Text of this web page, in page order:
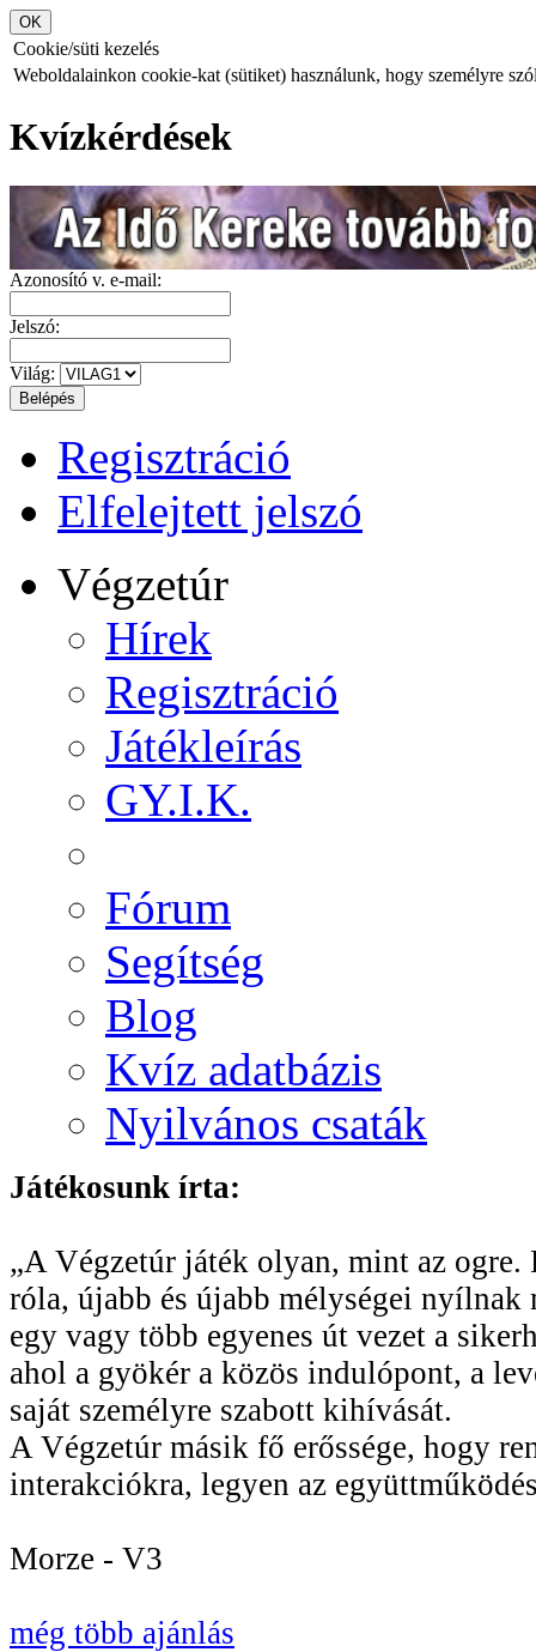
Cookie/süti kezelés
Weboldalainkon cookie-kat (sütiket) használunk, hogy személyre
Kvízkérdések
Azonosító v. e-mail:
Jelszó:
Világ:
Regisztráció
Elfelejtett jelszó
Végzetúr
Hírek
Regisztráció
Játékleírás
GY.I.K.
Fórum
Segítség
Blog
Kvíz adatbázis
Nyilvános csaták
Játékosunk írta:
„A Végzetúr játék olyan, mint az
róla, újabb és újabb mélységei
egy vagy több egyenes út vezet a
ahol a gyökér a közös indulópont, a
saját személyre szabott kihívását.
A Végzetúr másik fő erőssége, hogy
interakciókra, legyen az
Morze - V3
még több ajánlás